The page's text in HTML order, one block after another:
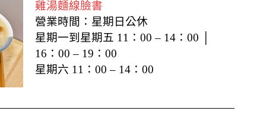
雞湯麵線臉書
營業時間：星期日公休
星期一到星期五 11：00 – 14：00 │
16：00 – 19：00
星期六 11：00 – 14：00